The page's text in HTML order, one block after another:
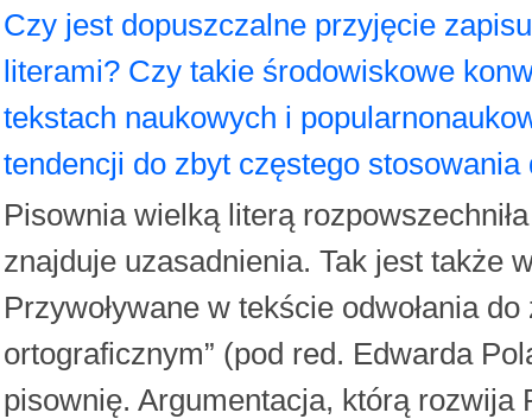
Czy jest dopuszczalne przyjęcie
literami? Czy takie środowiskowe
tekstach naukowych i
tendencji do zbyt częstego stosowania
Pisownia wielką literą
znajduje uzasadnienia. Tak jest także
Przywoływane w tekście odwołania
ortograficznym” (pod red. Edwarda
pisownię. Argumentacja, którą